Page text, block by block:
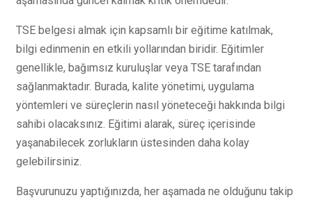
TSE belgesi almak için kapsamlı bir eğitime katılmak,
bilgi edinmenin en etkili yollarından biridir. Eğitimler
genellikle, bağımsız kuruluşlar veya TSE tarafından
sağlanmaktadır. Burada, kalite yönetimi, uygulama
yöntemleri ve süreçlerin nasıl yöneteceği hakkında bilgi
sahibi olacaksınız. Eğitimi alarak, süreç içerisinde
yaşanabilecek zorlukların üstesinden daha kolay
gelebilirsiniz.
Başvurunuzu yaptığınızda, her aşamada ne olduğunu takip